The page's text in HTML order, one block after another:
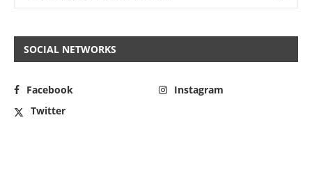
SOCIAL NETWORKS
Facebook
Instagram
Twitter